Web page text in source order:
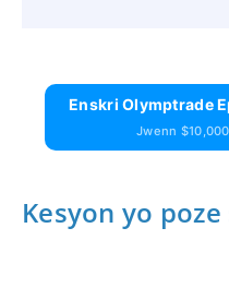
Enskri Olymptrade
Jwenn
Kesyon yo